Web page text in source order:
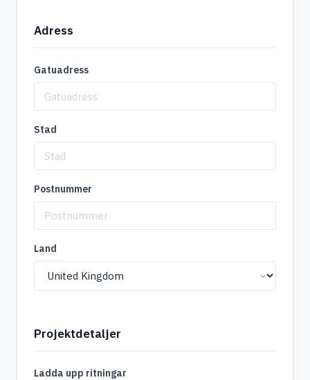
Adress
Gatuadress
Stad
Postnummer
Land
Projektdetaljer
Ladda upp ritningar